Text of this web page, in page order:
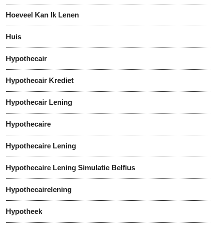
Hoeveel Kan Ik Lenen
Huis
Hypothecair
Hypothecair Krediet
Hypothecair Lening
Hypothecaire
Hypothecaire Lening
Hypothecaire Lening Simulatie Belfius
Hypothecairelening
Hypotheek